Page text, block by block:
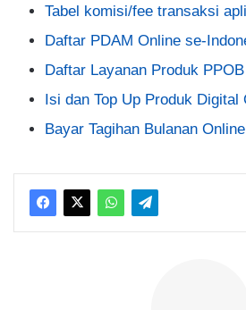
Tabel komisi/fee transaksi
Daftar PDAM Online se-
Daftar Layanan Produk
Isi dan Top Up Produk
Bayar Tagihan Bulanan